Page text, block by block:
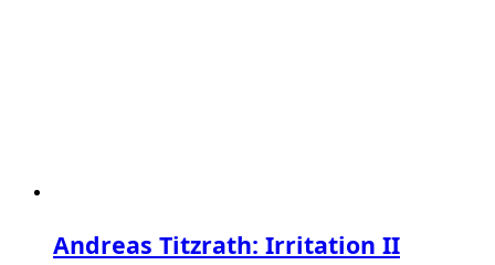
Andreas Titzrath: Irritation II